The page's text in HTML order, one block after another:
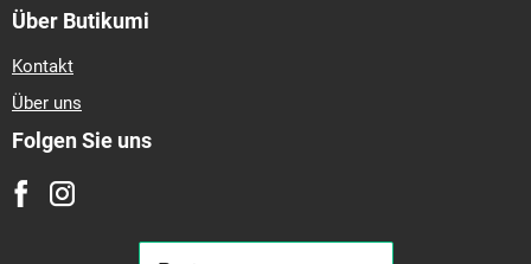
Über Butikumi
Kontakt
Über uns
Folgen Sie uns